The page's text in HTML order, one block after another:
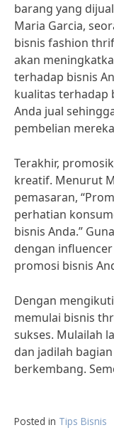
barang yang
Maria Garcia,
bisnis fashion
akan
terhadap bisnis
kualitas terhadap
Anda jual
pembelian
Terakhir,
kreatif. Menurut
pemasaran,
perhatian
bisnis Anda.”
dengan
promosi bisnis
Dengan
memulai bisnis
sukses. Mulailah
dan jadilah
berkembang.
Posted in Tips Bisnis